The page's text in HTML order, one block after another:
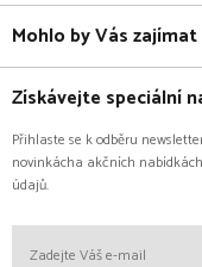
Mohlo by Vás zajímat
Získávejte speciální
Přihlaste se k odběru
novinkácha akčních
údajů.